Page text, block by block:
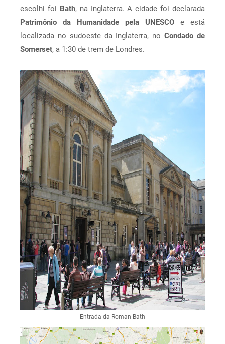
escolhi foi Bath, na Inglaterra. A cidade foi declarada
Patrimônio da Humanidade pela UNESCO e está
localizada no sudoeste da Inglaterra, noCondado de
Somerset, a 1:30 de trem de Londres.
Entrada da Roman Bath